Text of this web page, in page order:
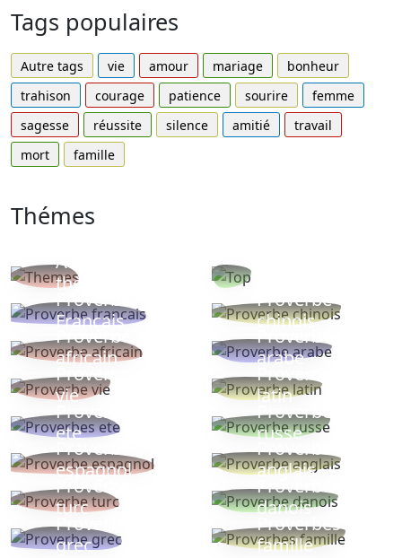
Tags populaires
Autre tags vie amour mariage
bonheur
trahison
courage patience sourire
femme
sagesse
réussite silence amitié
travail
mort
famille
Thémes
Autres
thèmes
Proverbe
Français
Proverbe
chinois
Proverbe
africain
Proverbe
arabe
Proverbe
vie
Proverbe
latin
Proverbes
ete
Proverbe
russe
Proverbe
espagnol
Proverbe
anglais
Proverbe
turc
Proverbe
danois
Proverbe
grec
Proverbes
famille